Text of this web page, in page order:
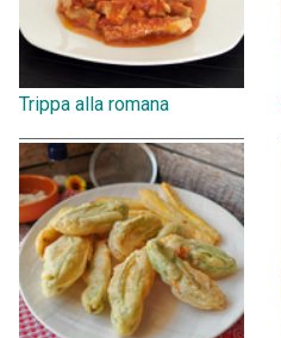
Trippa alla romana